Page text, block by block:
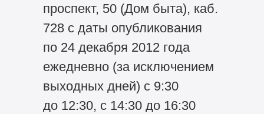
проспект, 50 (Дом быта), каб.
728 с даты опубликования
по 24 декабря 2012 года
ежедневно (за исключением
выходных дней) с 9:30
до 12:30, с 14:30 до 16:30